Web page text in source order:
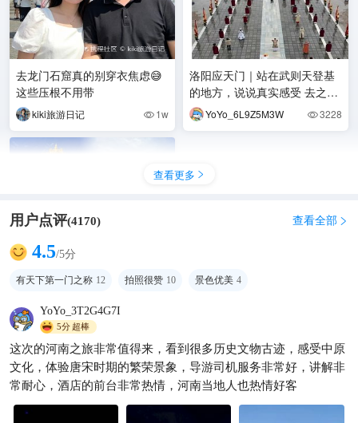
去龙门石窟真的别穿衣焦虑😅
这些压根不用带
kiki旅游日记  1w
老君山超美但真心不建议6-7月
去，因为........
小婷游世界 4194
洛阳应天门｜站在武则天登基
的地方，说说真实感受 去之前
没抱特别大期待，就想亲眼看
看史书里的地方，
YoYo_6L9Z5M3W 3228
查看更多 
用户点评(4170) 查看全部 
4.5/5分
有天下第一门之称 12 拍照很赞 10 景色优美 4
YoYo_3T2G4G7I
5分超棒
这次的河南之旅非常值得来，看到很多历史文物古迹，感受中原
文化，体验唐宋时期的繁荣景象，导游司机服务非常好，讲解非
常耐心，酒店的前台非常热情，河南当地人也热情好客